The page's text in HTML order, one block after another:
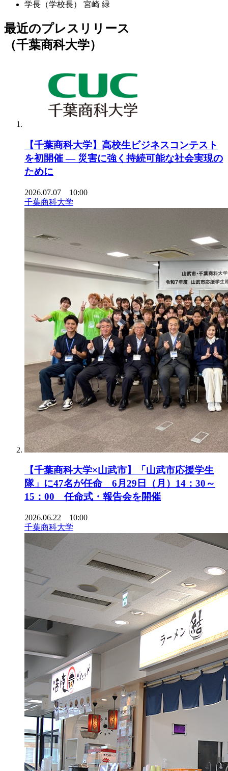
学長（学校長） 宮崎 緑
最近のプレスリリース
（千葉商科大学）
【千葉商科大学】高校生ビジネスコンテスト
を初開催 ― 災害に強く持続可能な社会実現の
ために
2026.07.07 10:00
千葉商科大学
【千葉商科大学×山武市】「山武市応援学生
隊」に47名が任命 6月29日（月）14：30～
15：00 任命式・報告会を開催
2026.06.22 10:00
千葉商科大学